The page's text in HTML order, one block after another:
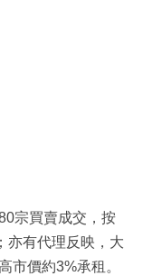
宗買賣成交，按
亦有代理反映，大
市價約3%承租。